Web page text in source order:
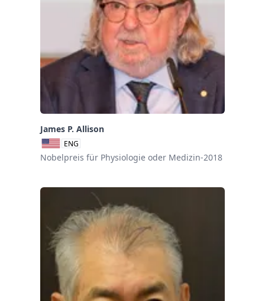
James P. Allison
ENG
Nobelpreis für Physiologie oder Medizin-2018